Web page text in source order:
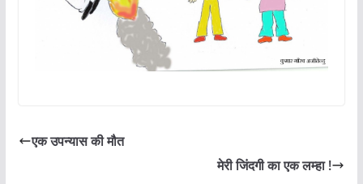
एक उपन्यास की मौत
मेरी जिंदगी का एक लम्हा !